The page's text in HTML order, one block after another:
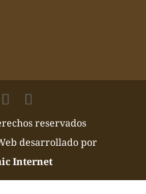
reservados
desarrollado por
Internet